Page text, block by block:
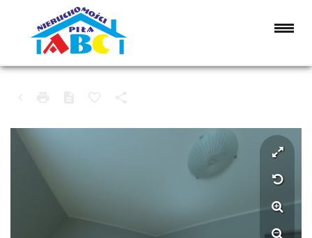
CZARNKÓW
MIESZKANIE NA WYNAJEM